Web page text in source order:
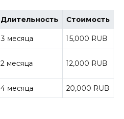
Длительность Стоимость
3 месяца 15,000 RUB
2 месяца 12,000 RUB
4 месяца 20,000 RUB